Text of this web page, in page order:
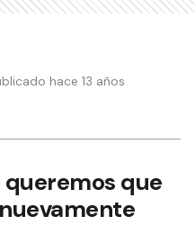
hace 13 años
queremos que